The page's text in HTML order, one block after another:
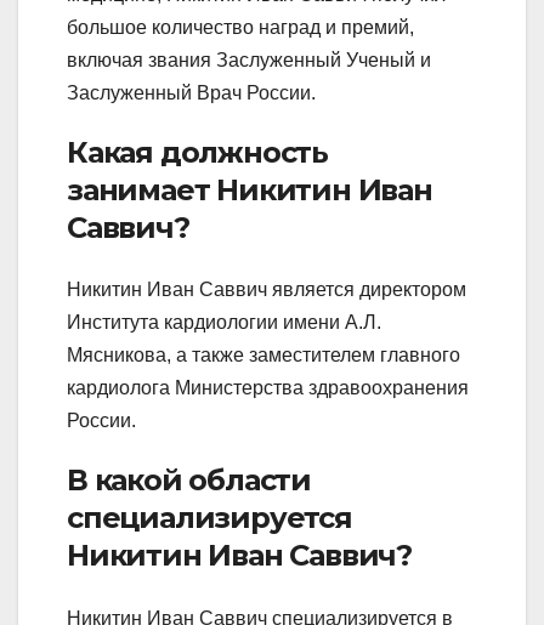
большое количество наград и премий,
включая звания Заслуженный Ученый и
Заслуженный Врач России.
Какая должность
занимает Никитин Иван
Саввич?
Никитин Иван Саввич является директором
Института кардиологии имени А.Л.
Мясникова, а также заместителем главного
кардиолога Министерства здравоохранения
России.
В какой области
специализируется
Никитин Иван Саввич?
Никитин Иван Саввич специализируется в